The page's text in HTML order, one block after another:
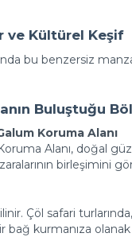
ve Kültürel Keşif
bu benzersiz
Buluştuğu
Koruma Alanı
Koruma Alanı, doğal
birleşimini
Çöl safari
kurmanıza olanak